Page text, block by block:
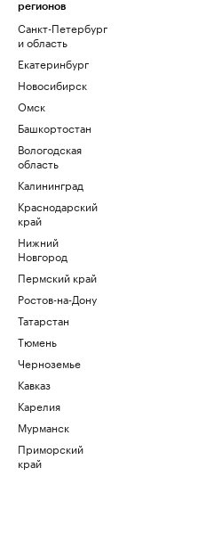
регионов
Санкт-Петербург
и область
Екатеринбург
Новосибирск
Омск
Башкортостан
Вологодская
область
Калининград
Краснодарский
край
Нижний
Новгород
Пермский край
Ростов-на-Дону
Татарстан
Тюмень
Черноземье
Кавказ
Карелия
Мурманск
Приморский
край